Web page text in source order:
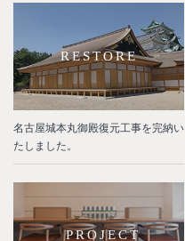
RESTORE
名古屋城本丸御殿復元工事を完納い
たしました。
PROJECT